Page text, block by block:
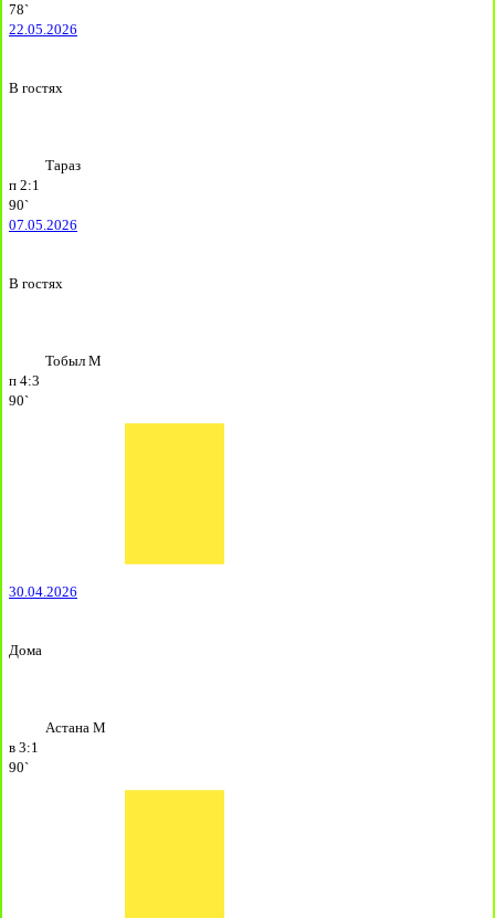
78`
22.05.2026
В гостях
Тараз
п 2:1
90`
07.05.2026
В гостях
Тобыл М
п 4:3
90`
30.04.2026
Дома
Астана М
в 3:1
90`